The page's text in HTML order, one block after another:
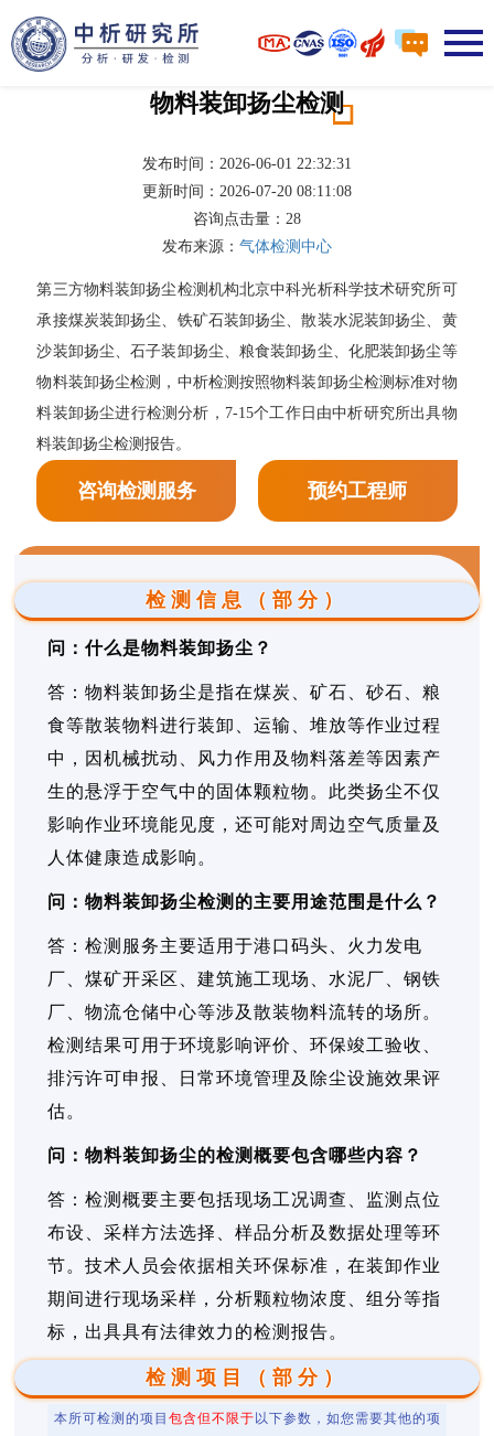
物料装卸扬尘检测
发布时间：2026-06-01 22:32:31
更新时间：2026-07-20 08:11:08
咨询点击量： 28
发布来源： 气体检测中心
第三方物料装卸扬尘检测机构北京中科光析科学技术研究所可
承接煤炭装卸扬尘、铁矿石装卸扬尘、散装水泥装卸扬尘、黄
沙装卸扬尘、石子装卸扬尘、粮食装卸扬尘、化肥装卸扬尘等
物料装卸扬尘检测，中析检测按照物料装卸扬尘检测标准对物
料装卸扬尘进行检测分析，7-15个工作日由中析研究所出具物
料装卸扬尘检测报告。
咨询检测服务 预约工程师
检测信息（部分）
问：什么是物料装卸扬尘？
答：物料装卸扬尘是指在煤炭、矿石、砂石、粮
食等散装物料进行装卸、运输、堆放等作业过程
中，因机械扰动、风力作用及物料落差等因素产
生的悬浮于空气中的固体颗粒物。此类扬尘不仅
影响作业环境能见度，还可能对周边空气质量及
人体健康造成影响。
问：物料装卸扬尘检测的主要用途范围是什么？
答：检测服务主要适用于港口码头、火力发电
厂、煤矿开采区、建筑施工现场、水泥厂、钢铁
厂、物流仓储中心等涉及散装物料流转的场所。
检测结果可用于环境影响评价、环保竣工验收、
排污许可申报、日常环境管理及除尘设施效果评
估。
问：物料装卸扬尘的检测概要包含哪些内容？
答：检测概要主要包括现场工况调查、监测点位
布设、采样方法选择、样品分析及数据处理等环
节。技术人员会依据相关环保标准，在装卸作业
期间进行现场采样，分析颗粒物浓度、组分等指
标，出具具有法律效力的检测报告。
检测项目（部分）
本所可检测的项目 包含但不限于 以下参数，如您需要其他的项